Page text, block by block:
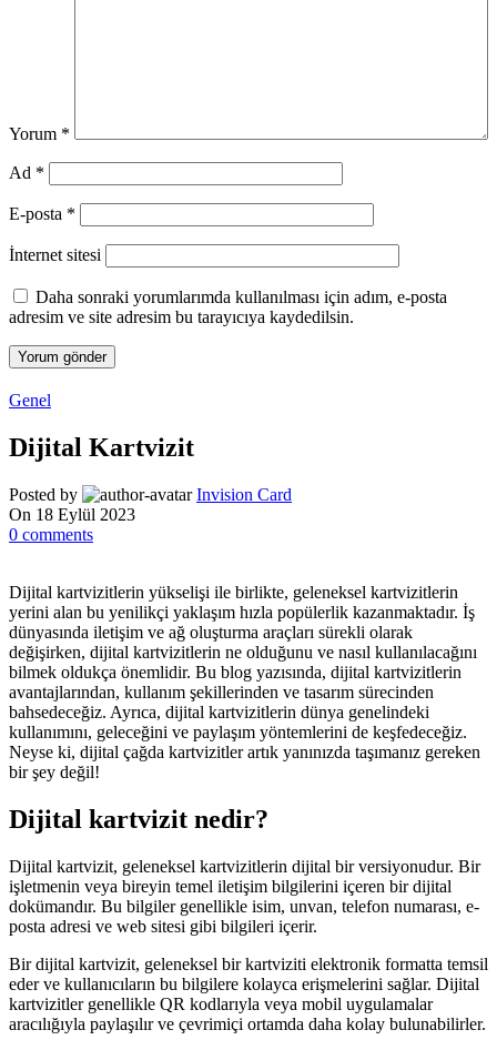
Yorum *
Ad *
E-posta *
İnternet sitesi
Daha sonraki yorumlarımda kullanılması için adım, e-posta
adresim ve site adresim bu tarayıcıya kaydedilsin.
Genel
Dijital Kartvizit
Posted by
Invision Card
On 18 Eylül 2023
0 comments
Dijital kartvizitlerin yükselişi ile birlikte, geleneksel kartvizitlerin
yerini alan bu yenilikçi yaklaşım hızla popülerlik kazanmaktadır. İş
dünyasında iletişim ve ağ oluşturma araçları sürekli olarak
değişirken, dijital kartvizitlerin ne olduğunu ve nasıl kullanılacağını
bilmek oldukça önemlidir. Bu blog yazısında, dijital kartvizitlerin
avantajlarından, kullanım şekillerinden ve tasarım sürecinden
bahsedeceğiz. Ayrıca, dijital kartvizitlerin dünya genelindeki
kullanımını, geleceğini ve paylaşım yöntemlerini de keşfedeceğiz.
Neyse ki, dijital çağda kartvizitler artık yanınızda taşımanız gereken
bir şey değil!
Dijital kartvizit nedir?
Dijital kartvizit, geleneksel kartvizitlerin dijital bir versiyonudur. Bir
işletmenin veya bireyin temel iletişim bilgilerini içeren bir dijital
dokümandır. Bu bilgiler genellikle isim, unvan, telefon numarası, e-
posta adresi ve web sitesi gibi bilgileri içerir.
Bir dijital kartvizit, geleneksel bir kartviziti elektronik formatta temsil
eder ve kullanıcıların bu bilgilere kolayca erişmelerini sağlar. Dijital
kartvizitler genellikle QR kodlarıyla veya mobil uygulamalar
aracılığıyla paylaşılır ve çevrimiçi ortamda daha kolay bulunabilirler.